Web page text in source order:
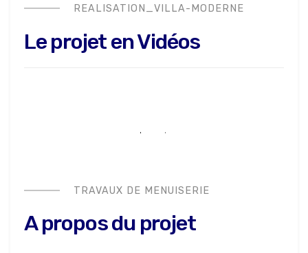
REALISATION_VILLA-MODERNE
Le projet en Vidéos
TRAVAUX DE MENUISERIE
A propos du projet